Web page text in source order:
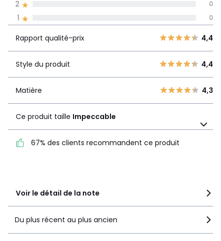
1
3
4,4
produit
4,4
Matière
4,3
Ce produit taille
Impeccable
Voir le détail de la note
1 0
2 0
Rapport qualité-prix 4,4
Style du produit 4,4
Matière 4,3
Ce produit taille Impeccable
67% des clients recommandent ce produit
Du plus récent au plus ancien